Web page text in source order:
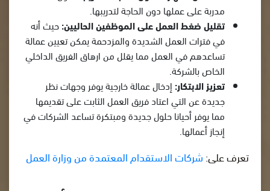
مدربة على عملها دون الحاجة لتدريبها.
تقليل ضغط العمل على الموظفين الحاليين:حيث أنه
في فترات العمل الشديدة والمزدحمة يمكن تعيين عمالة
تساعدهم في العمل مما يقلل من ارهاق الفريق الداخلي
الخاص بالشركة.
تعزيز الابتكار: إدخال عمالة خارجية يوفر وجهات نظر
جديدة عن التي اعتاد فريق العمل الثابت على تقديمها
مما يوفر أحيانا حلول جديدة ومبتكرة تساعد الشركات في
إنجاز أعمالها.
تعرف على:شركات الاستقدام المعتمدة من وزارة العمل